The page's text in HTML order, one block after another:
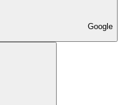
Google